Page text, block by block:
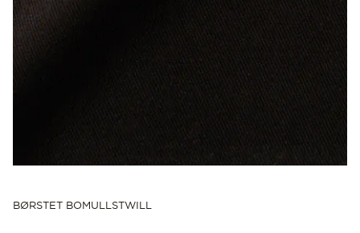
BØRSTET BOMULLSTWILL